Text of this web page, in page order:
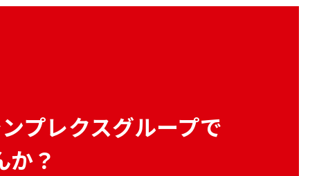
プレクスグループで
か？